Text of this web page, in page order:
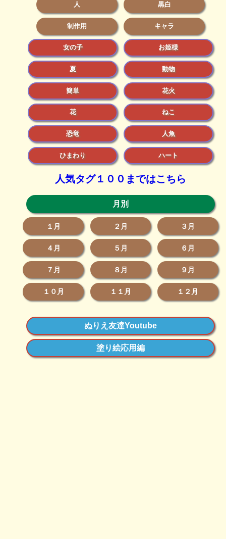
人 黒白
制作用 キャラ
女の子 お姫様
夏 動物
簡単 花火
花 ねこ
恐竜 人魚
ひまわり ハート
人気タグ１００まではこちら
月別
１月 ２月 ３月
４月 ５月 ６月
７月 ８月 ９月
１０月 １１月 １２月
ぬりえ友達Youtube
塗り絵応用編